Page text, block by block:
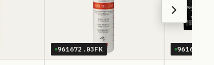
961672.03FK